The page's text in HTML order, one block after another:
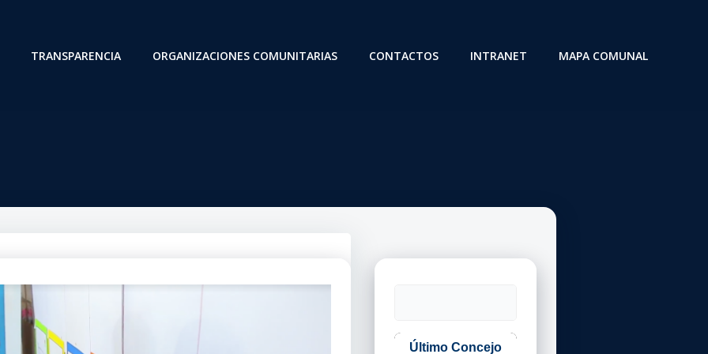
TRANSPARENCIA ORGANIZACIONES COMUNITARIAS CONTACTOS INTRANET MAPA COMUNAL